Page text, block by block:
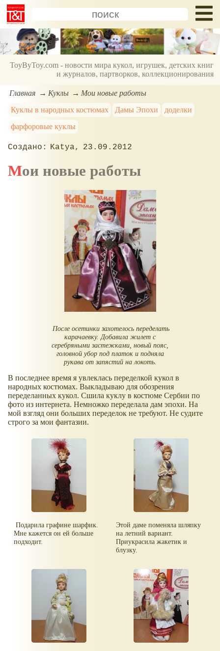
ToyByToy.com - новости мира кукол, игрушек, детских книг
и журналов, партворков, коллекционирования
Главная Куклы
Мои новые работы
Куклы в народных костюмах
Дамы Эпохи
доделки
фарфоровые куклы
Katya 23.09.2012
Мои новые работы
После осетинки захотелось переделать
карачаевку. Добавила жилет с
серебряными застежками, новый пояс,
головной убор под платок и подняла
рукава от запястий на локоть.
В последнее время я увлеклась переделкой кукол в
народных костюмах. Выкладываю для обозрения
переделанных кукол. Сшила куклу в костюме Сербии по
фото из интернета. Немножко переделала дам эпохи. На
мой взгляд они больших переделок не требуют. Не судите
строго за мои фантазии.
Подарила графине шарфик.
Мне кажется он ей больше
подходит.
Этой даме поменяла шляпку
на летний вариант.
Приукрасила жакетик и
блузку.